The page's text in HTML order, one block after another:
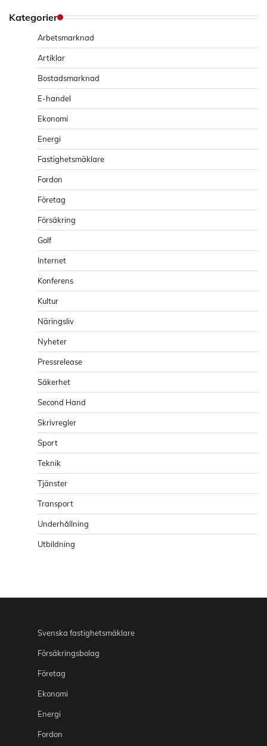
Kategorier
Arbetsmarknad
Artiklar
Bostadsmarknad
E-handel
Ekonomi
Energi
Fastighetsmäklare
Fordon
Företag
Försäkring
Golf
Internet
Konferens
Kultur
Näringsliv
Nyheter
Pressrelease
Säkerhet
Second Hand
Skrivregler
Sport
Teknik
Tjänster
Transport
Underhållning
Utbildning
Svenska fastighetsmäklare
Försäkringsbolag
Företag
Ekonomi
Energi
Fordon